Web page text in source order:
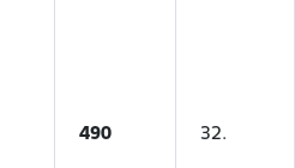
490 32.